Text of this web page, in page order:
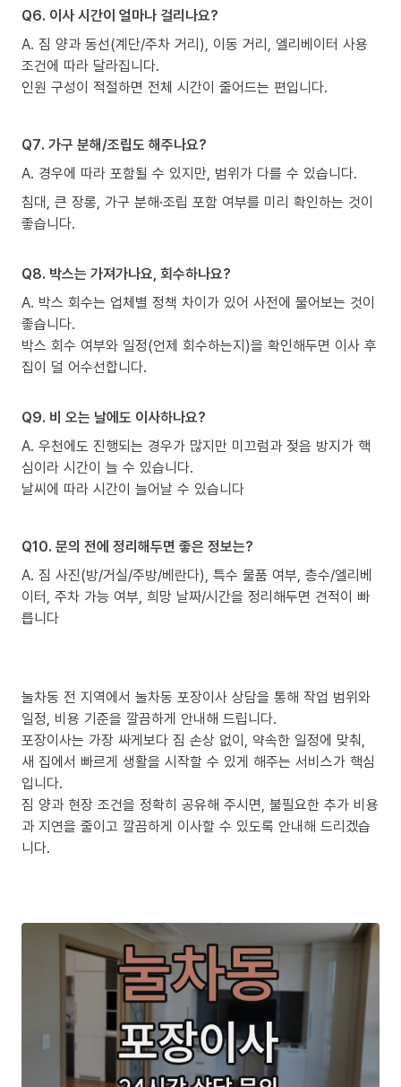
Q6. 이사 시간이 얼마나 걸리나요?
A. 짐 양과 동선(계단/주차 거리), 이동 거리, 엘리베이터 사용
조건에 따라 달라집니다.
인원 구성이 적절하면 전체 시간이 줄어드는 편입니다.
Q7. 가구 분해/조립도 해주나요?
A. 경우에 따라 포함될 수 있지만, 범위가 다를 수 있습니다.
침대, 큰 장롱, 가구 분해·조립 포함 여부를 미리 확인하는 것이
좋습니다.
Q8. 박스는 가져가나요, 회수하나요?
A. 박스 회수는 업체별 정책 차이가 있어 사전에 물어보는 것이
좋습니다.
박스 회수 여부와 일정(언제 회수하는지)을 확인해두면 이사 후
집이 덜 어수선합니다.
Q9. 비 오는 날에도 이사하나요?
A. 우천에도 진행되는 경우가 많지만 미끄럼과 젖음 방지가 핵
심이라 시간이 늘 수 있습니다.
날씨에 따라 시간이 늘어날 수 있습니다
Q10. 문의 전에 정리해두면 좋은 정보는?
A. 짐 사진(방/거실/주방/베란다), 특수 물품 여부, 층수/엘리베
이터, 주차 가능 여부, 희망 날짜/시간을 정리해두면 견적이 빠
릅니다
눌차동 전 지역에서 눌차동 포장이사 상담을 통해 작업 범위와
일정, 비용 기준을 깔끔하게 안내해 드립니다.
포장이사는 가장 싸게보다 짐 손상 없이, 약속한 일정에 맞춰,
새 집에서 빠르게 생활을 시작할 수 있게 해주는 서비스가 핵심
입니다.
짐 양과 현장 조건을 정확히 공유해 주시면, 불필요한 추가 비용
과 지연을 줄이고 깔끔하게 이사할 수 있도록 안내해 드리겠습
니다.